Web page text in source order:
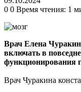
0 0 Время чтения: 1
Врач Елена
включать в
функционирования
Врач Чуракина